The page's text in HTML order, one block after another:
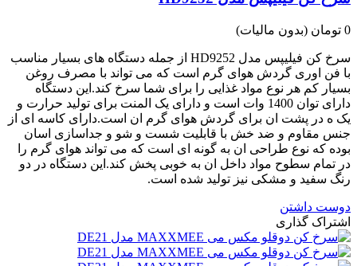
0 تومان (بدون مالیات)
سرخ کن فیلیپس مدل HD9252 از جمله دستگاه های بسیار مناسب
با فن اوری گردش هوای گرم است که می تواند با مصرف روغن
بسیار کم هر نوع مواد غذایی را برای شما سرخ کند.این دستگاه
دارای توان 1400 وات است و دارای یک المنت برای تولید حرارت و
یک ه در پشت ان برای گردش هوای گرم ان است.دارای کاسه ای از
جنس مقاوم و ضد خش با قابلیت شست و شو و جداسازی اسان
بوده که نوع طراحی ان به گونه ای است که می تواند هوای گرم را
در تمام سطوح مواد داخل ان به خوبی پخش کند.این دستگاه در دو
رنگ سفید و مشکی نیز تولید شده است.
دوست داشتن
اشتراک گذاری